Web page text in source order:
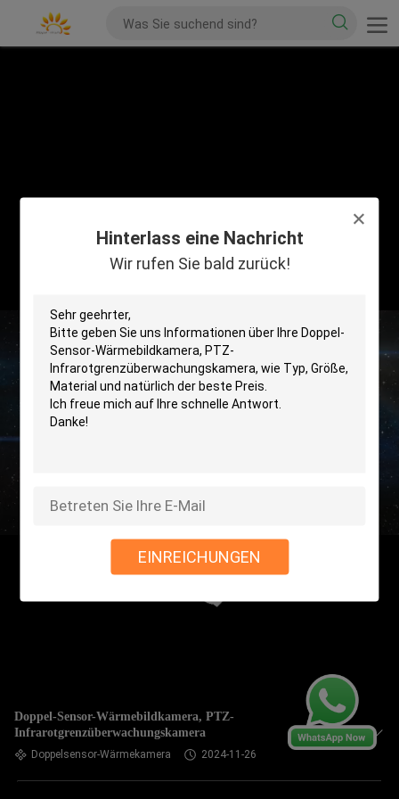
Hinterlass eine Nachricht
Wir rufen Sie bald zurück!
EINREICHUNGEN
Doppel-Sensor-Wärmebildkamera, PTZ-
Infrarotgrenzüberwachungskamera
Doppelsensor-Wärmekamera 2024-11-26